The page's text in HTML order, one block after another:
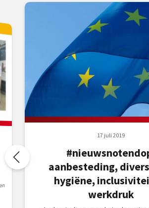
17 juli 2019
aanbesteding,
hygiëne,
werkdruk